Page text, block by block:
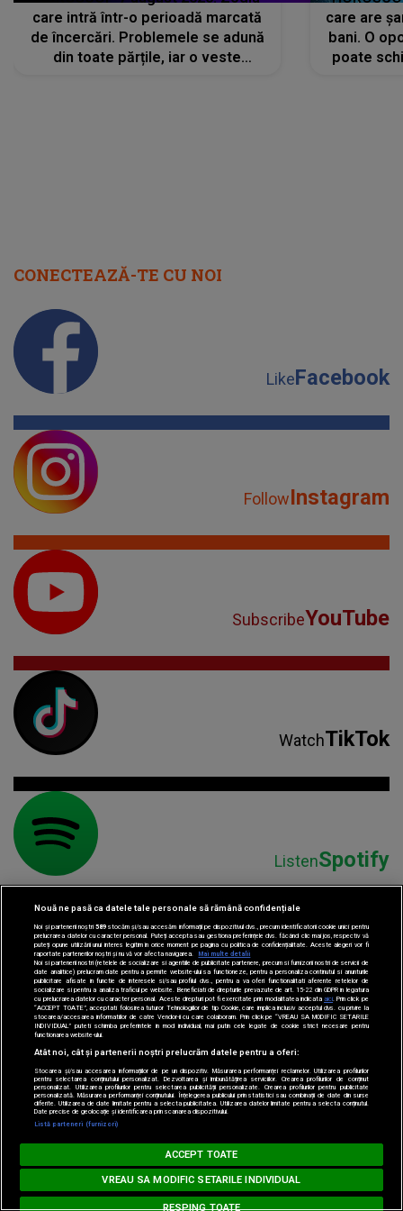
care intră într-o perioadă marcată
de încercări. Problemele se adună
din toate părțile, iar o veste
care are
bani. O
poate
CONECTEAZĂ-TE CU NOI
LikeFacebook
FollowInstagram
SubscribeYouTube
WatchTikTok
ListenSpotify
Parteneri:
Loading...
MUSIC NON STOP
#hitperepeat
Nouă ne pasă ca datele tale personale să rămână confidențiale
Noi și partenerii noștri589stocăm și/sau accesăm informații pe dispozitivul dvs., precum identificatorii cookie unici pentru
prelucrarea datelor cu caracter personal. Puteți accepta sau gestiona preferințele dvs. făcând clic mai jos, respectiv vă
puteți opune utilizării unui interes legitim în orice moment pe pagina cu politica de confidențialitate. Aceste alegeri vor fi
raportate partenerilor noștri și nu vă vor afecta navigarea.
Mai multe detalii
Noi si partenerii nostri (retelele de socializare si agentiile de publicitate partenere, precum si furnizorii nostri de servicii de
date analitice) prelucram date pentru a permite website-ului sa functioneze, pentru a personaliza continutul si anunturile
publicitare afisate in functie de interesele si/sau profilul dvs., pentru a va oferi functionalitati aferente retelelor de
socializare si pentru a analiza traficul pe website. Beneficiati de drepturile prevazute de art. 15-22 din GDPR in legatura
cu prelucrarea datelor cu caracter personal. Aceste drepturi pot fi exercitate prin modalitatea indicataaici . Prin click pe
“ACCEPT TOATE”, acceptati folosirea tuturor Tehnologiilor de tip Cookie, care implica inclusiv acceptul dvs. cu privire la
stocarea/accesarea informatiilor de catre Vendor-ii cu care colaboram. Prin click pe “VREAU SA MODIFIC SETARILE
INDIVIDUAL” puteti schimba preferintele in mod individual, mai putin cele legate de cookie strict necesare pentru
functionarea website-ului.
Atât noi, cât și partenerii noștri prelucrăm datele pentru a oferi:
Stocarea și/sau accesarea informațiilor de pe un dispozitiv. Măsurarea performanței reclamelor. Utilizarea profilurilor
pentru selectarea conținutului personalizat. Dezvoltarea și îmbunătățirea serviciilor. Crearea profilurilor de conținut
personalizat. Utilizarea profilurilor pentru selectarea publicității personalizate. Crearea profilurilor pentru publicitate
personalizată. Măsurarea performanței conținutului. Înțelegerea publicului prin statistici sau combinații de date din surse
diferite. Utilizarea de date limitate pentru a selecta publicitatea. Utilizarea datelor limitate pentru a selecta conținutul.
Date precise de geolocație și identificarea prin scanarea dispozitivului.
Listă parteneri (furnizori)
ACCEPT TOATE
RESPING TOATE
VREAU SA MODIFIC SETARILE INDIVIDUAL